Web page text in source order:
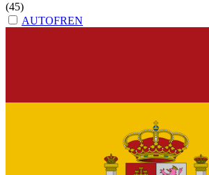
(45)
AUTOFREN